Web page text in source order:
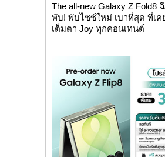
The all-new Galaxy Z Fold8
พับ! พับไซซ์ใหม่ เบาที่สุด ที่เค
เต็มตา Joy ทุกคอนเทนต์